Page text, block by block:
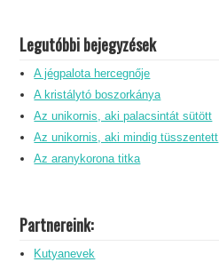
Legutóbbi bejegyzések
A jégpalota hercegnője
A kristálytó boszorkánya
Az unikornis, aki palacsintát sütött
Az unikornis, aki mindig tüsszentett
Az aranykorona titka
Partnereink:
Kutyanevek